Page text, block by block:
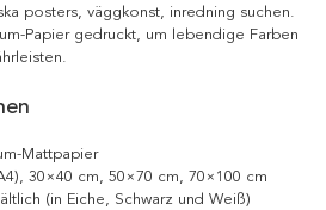
posters, väggkonst, inredning suchen.
Papier gedruckt, um lebendige Farben
Mattpapier
30×40 cm, 50×70 cm, 70×100 cm
(in Eiche, Schwarz und Weiß)